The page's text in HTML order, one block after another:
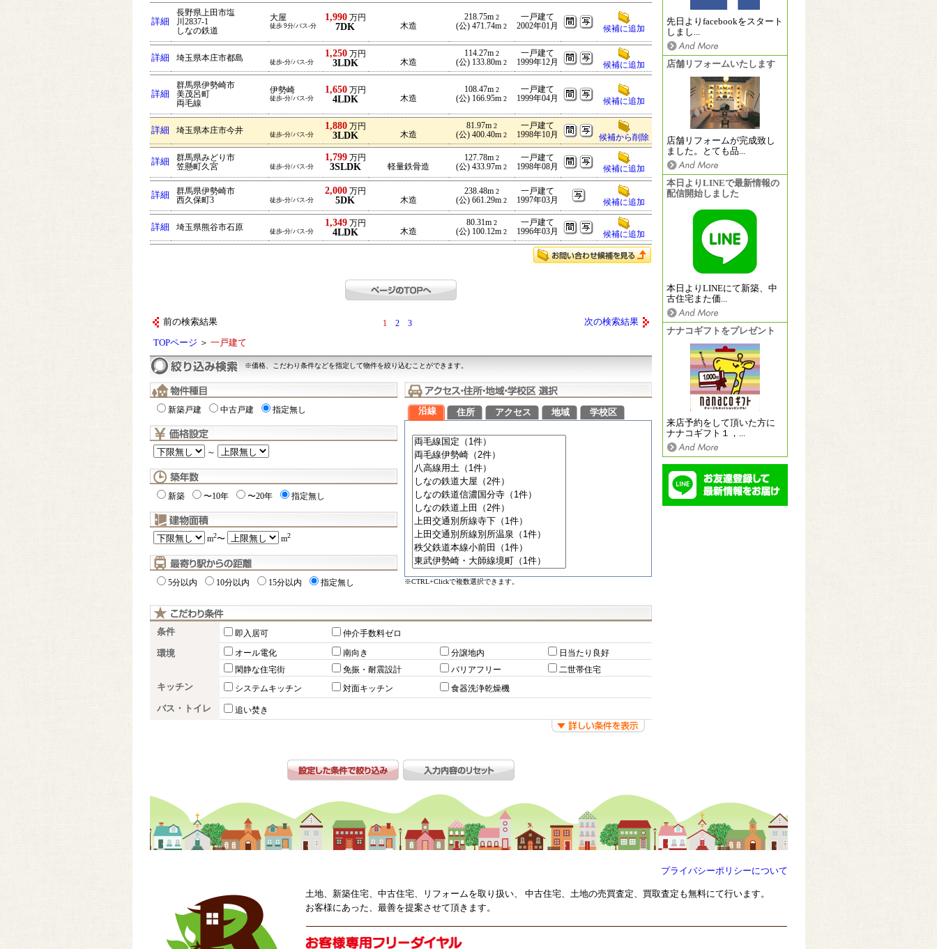
先日よりfacebookをスタート
しまし...
店舗リフォームいたします
店舗リフォームが完成致し
ました。とても品...
本日よりLINEで最新情報の
配信開始しました
本日よりLINEにて新築、中
古住宅また価...
ナナコギフトをプレゼント
来店予約をして頂いた方に
ナナコギフト１，...
詳細
長野県上田市塩
川2837-1
しなの鉄道
大屋
徒歩 9分/バス-分
1,990万円
7DK 木造
218.75m 2
(公) 471.74m 2
一戸建て
2002年01月
候補に追加
詳細 埼玉県本庄市都島 徒歩-分/バス-分
1,250万円
3LDK 木造
114.27m 2
(公) 133.80m 2
一戸建て
1999年12月
候補に追加
詳細
群馬県伊勢崎市
美茂呂町
両毛線
伊勢崎
徒歩-分/バス-分
1,650万円
4LDK 木造
108.47m 2
(公) 166.95m 2
一戸建て
1999年04月
候補に追加
詳細 埼玉県本庄市今井 徒歩-分/バス-分
1,880万円
3LDK 木造
81.97m 2
(公) 400.40m 2
一戸建て
1998年10月
候補から削除
詳細
群馬県みどり市
笠懸町久宮
徒歩-分/バス-分
1,799万円
3SLDK 軽量鉄骨造
127.78m 2
(公) 433.97m 2
一戸建て
1998年08月
候補に追加
詳細
群馬県伊勢崎市
西久保町3
徒歩-分/バス-分
2,000万円
5DK 木造
238.48m 2
(公) 661.29m 2
一戸建て
1997年03月
候補に追加
詳細 埼玉県熊谷市石原 徒歩-分/バス-分
1,349万円
4LDK 木造
80.31m 2
(公) 100.12m 2
一戸建て
1996年03月
候補に追加
前の検索結果 1 2 3 次の検索結果
TOPページ ＞ 一戸建て
※価格、こだわり条件などを指定して物件を絞り込むことができます。
新築戸建 中古戸建 指定無し
～
新築 〜10年 〜20年 指定無し
m2〜 m2
5分以内 10分以内 15分以内 指定無し
沿線 住所 アクセス 地域 学校区
※CTRL+Clickで複数選択できます。
条件 即入居可 仲介手数料ゼロ
環境 オール電化 南向き 分譲地内
日当たり良好
閑静な住宅街
免振・耐震設計 バリアフリー 二世帯住宅
キッチン システムキッチン 対面キッチン 食器洗浄乾燥機
バス・トイレ 追い焚き
プライバシーポリシーについて
土地、新築住宅、中古住宅、リフォームを取り扱い、 中古住宅、土地の売買査定、買取査定も無料にて行います。
お客様にあった、最善を提案させて頂きます。